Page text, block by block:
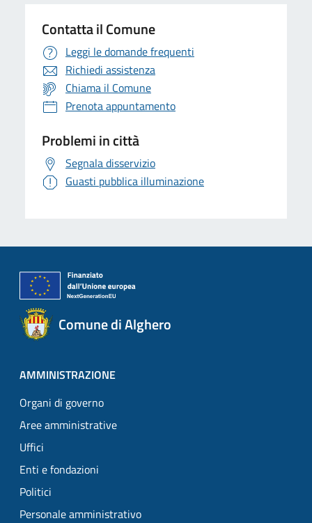
Contatta il Comune
Leggi le domande frequenti
Richiedi assistenza
Chiama il Comune
Prenota appuntamento
Problemi in città
Segnala disservizio
Guasti pubblica illuminazione
Comune di Alghero
AMMINISTRAZIONE
Organi di governo
Aree amministrative
Uffici
Enti e fondazioni
Politici
Personale amministrativo